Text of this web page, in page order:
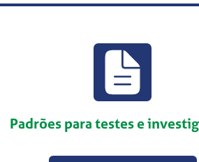
Padrões para testes e